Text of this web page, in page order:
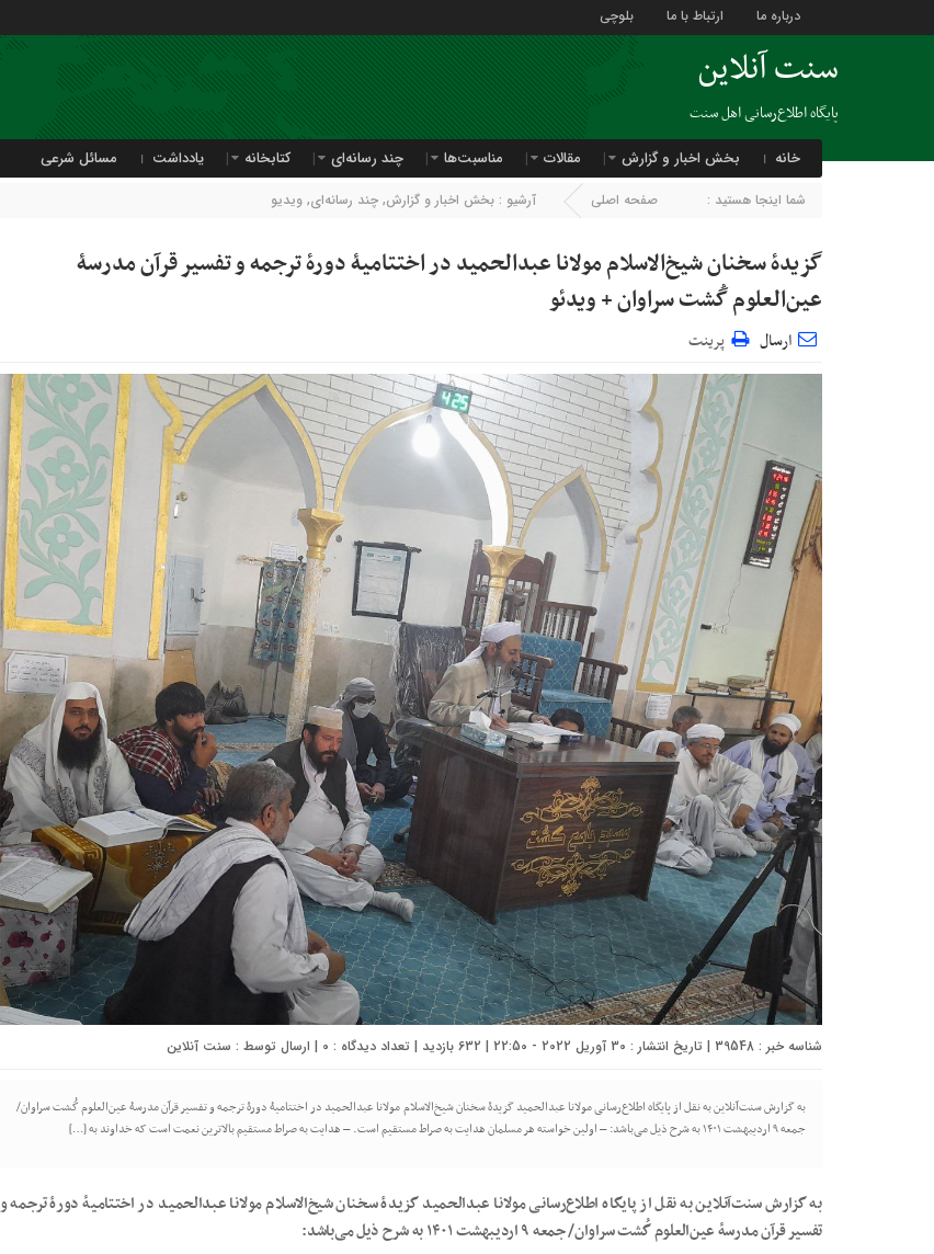
درباره ما ارتباط با ما بلوچی
سنت آنلاین
پایگاه اطلاع‌رسانی اهل سنت
خانه بخش اخبار و گزارش مقالات مناسبت‌ها چند رسانه‌ای کتابخانه یادداشت مسائل شرعی
شما اینجا هستید : صفحه اصلی آرشیو : بخش اخبار و گزارش, چند رسانه‌ای, ویدیو
گزیدۀ سخنان شیخ‌الاسلام مولانا عبدالحمید در اختتامیۀ دورۀ ترجمه و تفسیر قرآن مدرسۀ
عین‌العلوم گُشت سراوان + ویدئو
ارسال پرینت
شناسه خبر : 39548 | تاریخ انتشار : 30 آوریل 2022 - 22:50 | 632 بازدید | تعداد دیدگاه : 0 | ارسال توسط : سنت آنلاین
به گزارش سنت‌آنلاین به نقل از پایگاه اطلاع‌رسانی مولانا عبدالحمید گزیدۀ سخنان شیخ‌الاسلام مولانا عبدالحمید در اختتامیۀ دورۀ ترجمه و تفسیر قرآن مدرسۀ عین‌العلوم گُشت سراوان/
جمعه ۹ اردیبهشت ۱۴۰۱ به شرح ذیل می‌باشد: – اولین خواسته هر مسلمان هدایت به صراط مستقیم است. – هدایت به صراط مستقیم بالاترین نعمت است که خداوند به […]
به گزارش سنت‌آنلاین به نقل از پایگاه اطلاع‌رسانی مولانا عبدالحمید گزیدۀ سخنان شیخ‌الاسلام مولانا عبدالحمید در اختتامیۀ دورۀ ترجمه و
تفسیر قرآن مدرسۀ عین‌العلوم گُشت سراوان/ جمعه ۹ اردیبهشت ۱۴۰۱ به شرح ذیل می‌باشد: